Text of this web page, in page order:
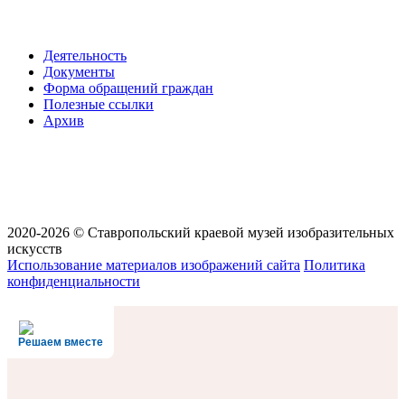
Деятельность
Документы
Форма обращений граждан
Полезные ссылки
Архив
2020-2026 © Ставропольский краевой музей изобразительных
искусств
Использование материалов изображений сайта Политика
конфиденциальности
Решаем вместе